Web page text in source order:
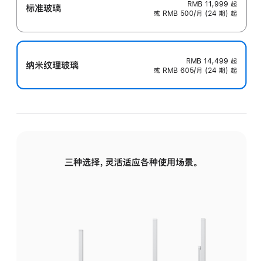
标准玻璃 RMB 11,999 起
或 RMB 500/月 (24 期) 起
纳米纹理玻璃 RMB 14,499 起
或 RMB 605/月 (24 期) 起
三种选择，灵活适应各种使用场景。